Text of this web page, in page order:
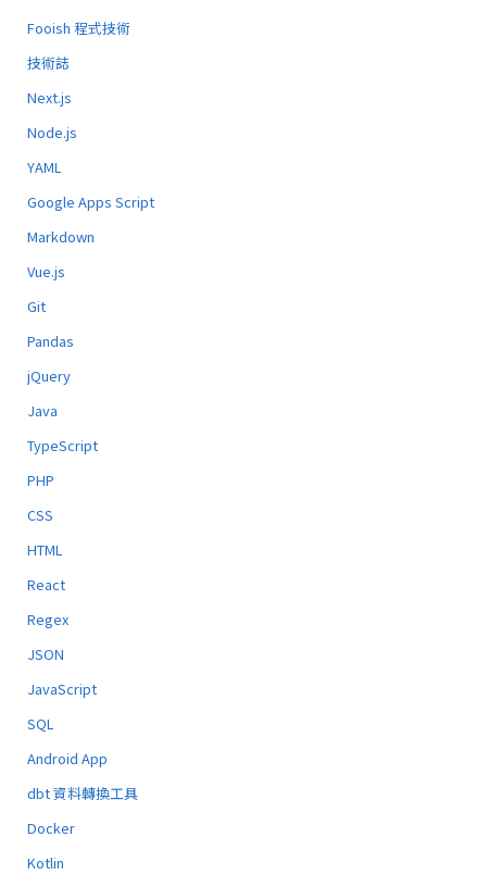
Fooish 程式技術
技術誌
Next.js
Node.js
YAML
Google Apps Script
Markdown
Vue.js
Git
Pandas
jQuery
Java
TypeScript
PHP
CSS
HTML
React
Regex
JSON
JavaScript
SQL
Android App
dbt 資料轉換工具
Docker
Kotlin